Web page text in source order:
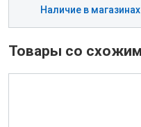
Наличие в магазинах
Товары со